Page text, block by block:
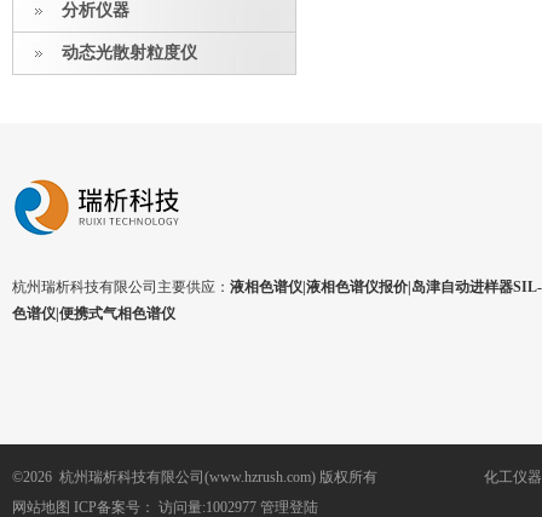
分析仪器
动态光散射粒度仪
杭州瑞析科技有限公司主要供应： 液相色谱仪|液相色谱仪报价|岛津自动进样器
色谱仪|便携式气相色谱仪
©2026 杭州瑞析科技有限公司(www.hzrush.com) 版权所有
网站地图 ICP备案号： 访问量:1002977 管理登陆
化工仪